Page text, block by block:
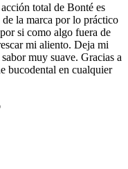
total de Bonté es
la marca por lo práctico
si como algo fuera de
mi aliento. Deja mi
muy suave. Gracias a
bucodental en cualquier